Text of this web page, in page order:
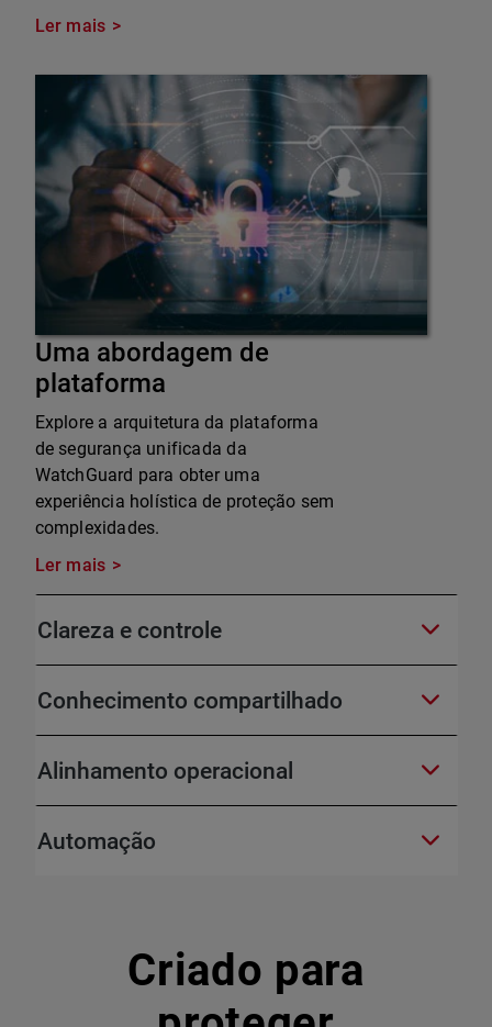
Ler mais
Uma abordagem de
plataforma
Explore a arquitetura da plataforma
de segurança unificada da
WatchGuard para obter uma
experiência holística de proteção sem
complexidades.
Ler mais
Clareza e controle
Conhecimento compartilhado
Alinhamento operacional
Automação
Criado para